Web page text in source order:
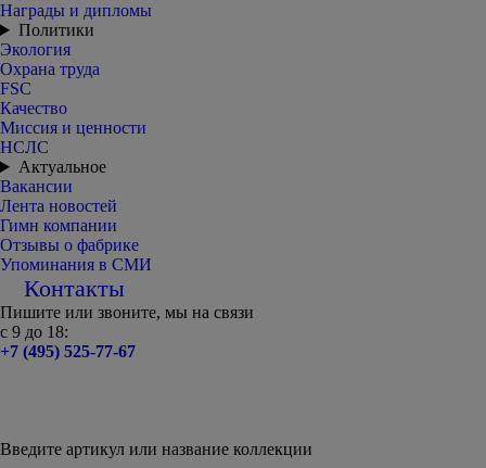
Награды и дипломы
Политики
Экология
Охрана труда
FSC
Качество
Миссия и ценности
НСЛС
Актуальное
Вакансии
Лента новостей
Гимн компании
Отзывы о фабрике
Упоминания в СМИ
Контакты
Пишите или звоните, мы на связи
с 9 до 18:
+7 (495) 525-77-67
Введите артикул или название коллекции